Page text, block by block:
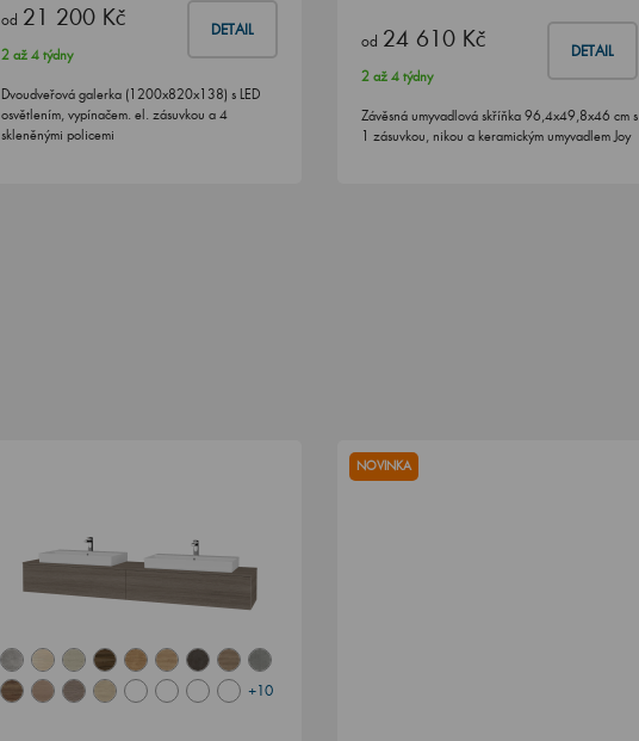
od 21 200 Kč DETAIL
2 až 4 týdny
Dvoudveřová galerka (1200x820x138) s LED
osvětlením, vypínačem. el. zásuvkou a 4
skleněnými policemi
od 24 610 Kč DETAIL
2 až 4 týdny
Závěsná umyvadlová skříňka 96,4x49,8x46 cm s
1 zásuvkou, nikou a keramickým umyvadlem Joy
+10
NOVINKA